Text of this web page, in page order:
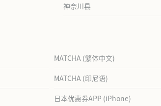
神奈川县
MATCHA (繁体中文)
MATCHA (印尼语)
日本优惠券APP (iPhone)